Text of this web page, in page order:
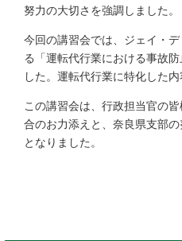
努力の大切さを強調しました。
今回の講習会では、ジェイ・
る「運転代行業における事故
した。運転代行業に特化した
この講習会は、行政担当官の
合のお力添えと、奈良県支部
となりました。